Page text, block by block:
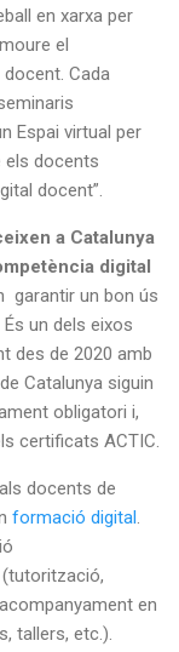
en xarxa per
el
Cada
Espai virtual per
els docents
docent”.
a Catalunya
digital
garantir un bon ús
un dels eixos
des de 2020 amb
Catalunya siguin
obligatori i,
certificats ACTIC.
docents de
formació digital.
(tutorització,
en
tallers, etc.).